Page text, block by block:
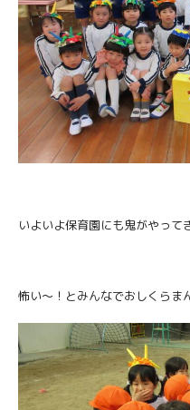
いよいよ保育園にも鬼がやって
怖い〜！とみんなでおしくらま